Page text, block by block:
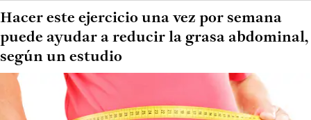
Hacer este ejercicio una vez por semana
puede ayudar a reducir la grasa abdominal,
según un estudio